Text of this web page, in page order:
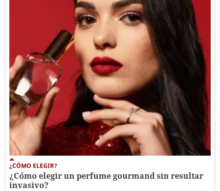
¿CÓMO ELEGIR?
¿Cómo elegir un perfume gourmand sin resultar
invasivo?